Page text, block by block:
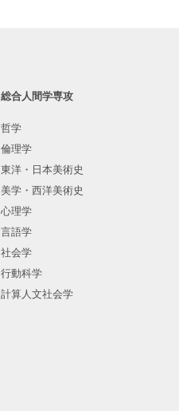
総合人間学専攻
哲学
倫理学
東洋・日本美術史
美学・西洋美術史
心理学
言語学
社会学
行動科学
計算人文社会学